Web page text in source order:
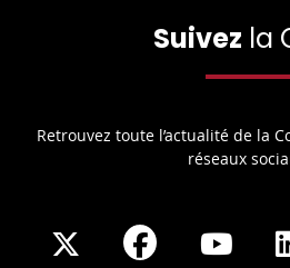
Suivez la
Retrouvez toute l’actualité de la
réseaux
ShareShare